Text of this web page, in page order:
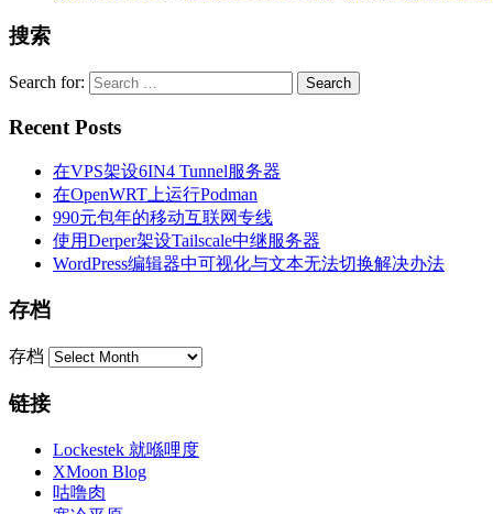
搜索
Search for:
Recent Posts
在VPS架设6IN4 Tunnel服务器
在OpenWRT上运行Podman
990元包年的移动互联网专线
使用Derper架设Tailscale中继服务器
WordPress编辑器中可视化与文本无法切换解决办法
存档
存档
链接
Lockestek 就喺哩度
XMoon Blog
咕噜肉